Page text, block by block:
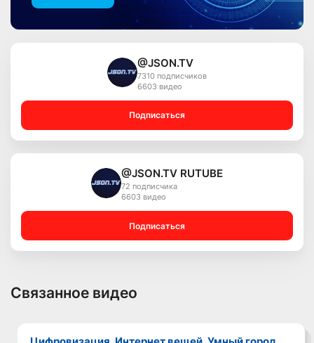
@JSON.TV
7310 подписчиков
6603 видео
Подписаться
@JSON.TV RUTUBE
72 подписчика
6603 видео
Подписаться
Связанное видео